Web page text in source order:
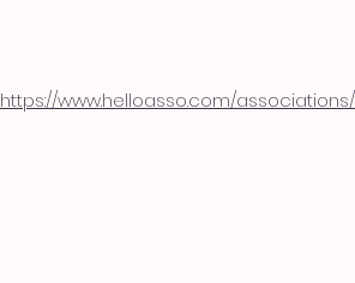
https://www.helloasso.com/